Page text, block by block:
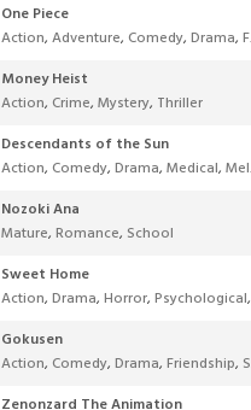
One Piece
Action, Adventure, Comedy, Drama, Fantasy
Money Heist
Action, Crime, Mystery, Thriller
Descendants of the Sun
Action, Comedy, Drama, Medical, Melodrama
Nozoki Ana
Mature, Romance, School
Sweet Home
Action, Drama, Horror, Psychological,
Gokusen
Action, Comedy, Drama, Friendship, School
Zenonzard The Animation